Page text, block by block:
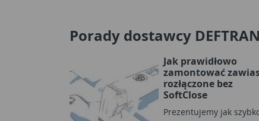
Porady dostawcy
Jak prawidłowo
zamontować
rozłączone bez
SoftClose
Prezentujemy jak